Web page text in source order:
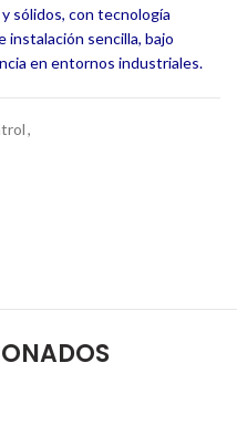
sólidos, con tecnología
instalación sencilla, bajo
en entornos industriales.
,